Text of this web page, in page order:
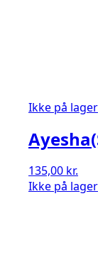
Ikke på lager
135,00 kr.
Ikke på lager